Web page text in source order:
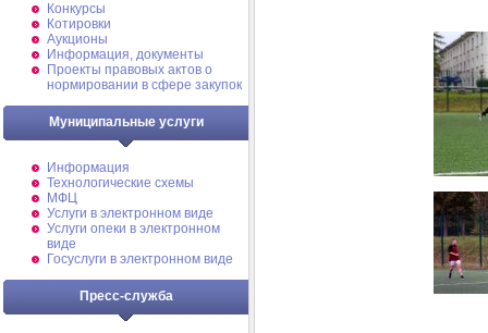
Конкурсы
Котировки
Аукционы
Информация, документы
Проекты правовых актов о
нормировании в сфере закупок
Муниципальные услуги
Информация
Технологические схемы
МФЦ
Услуги в электронном виде
Услуги опеки в электронном
виде
Госуслуги в электронном виде
Пресс-служба